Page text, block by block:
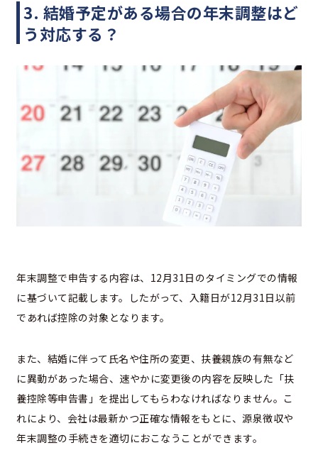
3. 結婚予定がある場合の年末調整はど
う対応する？
年末調整で申告する内容は、12月31日のタイミングでの情報
に基づいて記載します。したがって、入籍日が12月31日以前
であれば控除の対象となります。
また、結婚に伴って氏名や住所の変更、扶養親族の有無など
に異動があった場合、速やかに変更後の内容を反映した「扶
養控除等申告書」を提出してもらわなければなりません。こ
れにより、会社は最新かつ正確な情報をもとに、源泉徴収や
年末調整の手続きを適切におこなうことができます。